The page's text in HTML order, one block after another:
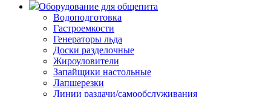
Оборудование для общепита
Водоподготовка
Гастроемкости
Генераторы льда
Доски разделочные
Жироуловители
Запайщики настольные
Лапшерезки
Линии раздачи/самообслуживания